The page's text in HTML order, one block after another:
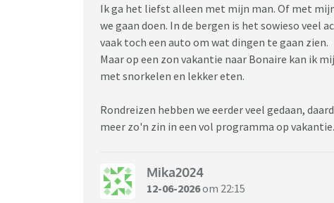
Ik ga het liefst alleen met mijn man. Of met
we gaan doen. In de bergen is het sowieso veel
vaak toch een auto om wat dingen te gaan zien.
Maar op een zon vakantie naar Bonaire kan ik
met snorkelen en lekker eten.
Rondreizen hebben we eerder veel gedaan,
meer zo'n zin in een vol programma op vakantie.
Mika2024
12-06-2026om 22:15